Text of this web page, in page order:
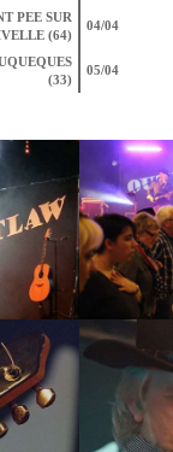
PEE SUR
(64)
04/04
(33)
05/04